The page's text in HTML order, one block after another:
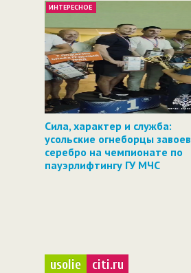
ИНТЕРЕСНОЕ
Сила, характер и служба:
усольские огнеборцы
серебро на чемпионате по
пауэрлифтингу ГУ МЧС
usolie citi.ru